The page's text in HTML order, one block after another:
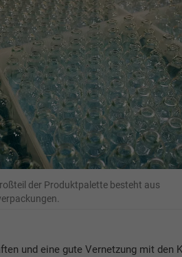
der Produktpalette besteht aus
und eine gute Vernetzung mit den